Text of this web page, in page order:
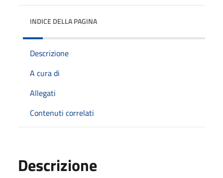
INDICE DELLA PAGINA
Descrizione
A cura di
Allegati
Contenuti correlati
Descrizione